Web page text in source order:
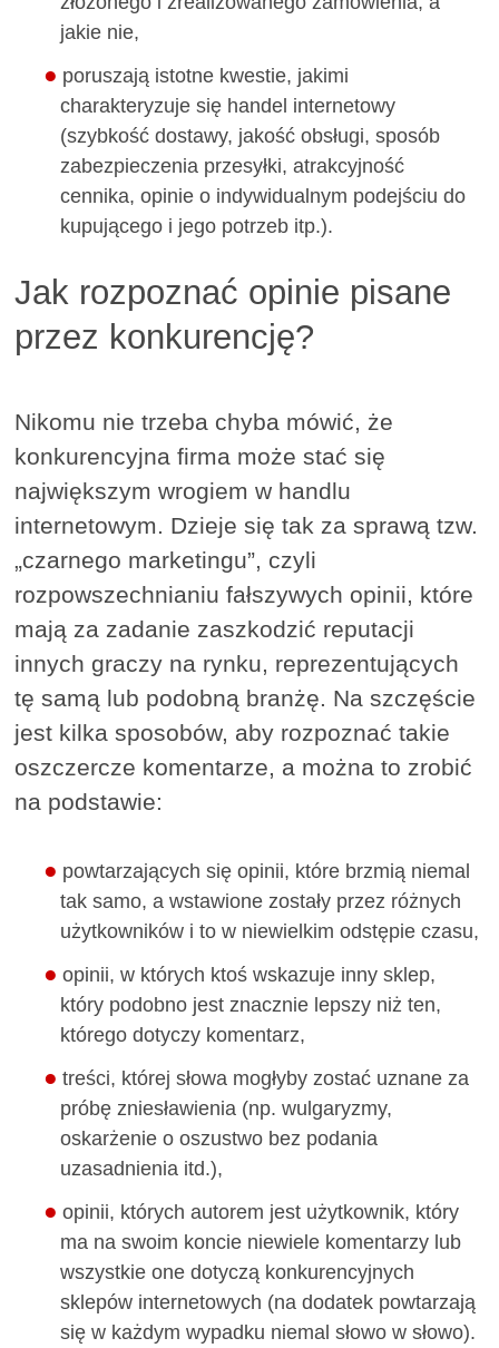
jakie nie,
poruszają istotne kwestie, jakimi
charakteryzuje się handel internetowy
(szybkość dostawy, jakość obsługi, sposób
zabezpieczenia przesyłki, atrakcyjność
cennika, opinie o indywidualnym podejściu do
kupującego i jego potrzeb itp.).
Jak rozpoznać opinie pisane
przez konkurencję?
Nikomu nie trzeba chyba mówić, że
konkurencyjna firma może stać się
największym wrogiem w handlu
internetowym. Dzieje się tak za sprawą tzw.
„czarnego marketingu”, czyli
rozpowszechnianiu fałszywych opinii, które
mają za zadanie zaszkodzić reputacji
innych graczy na rynku, reprezentujących
tę samą lub podobną branżę. Na szczęście
jest kilka sposobów, aby rozpoznać takie
oszczercze komentarze, a można to zrobić
na podstawie:
powtarzających się opinii, które brzmią niemal
tak samo, a wstawione zostały przez różnych
użytkowników i to w niewielkim odstępie czasu,
opinii, w których ktoś wskazuje inny sklep,
który podobno jest znacznie lepszy niż ten,
którego dotyczy komentarz,
treści, której słowa mogłyby zostać uznane za
próbę zniesławienia (np. wulgaryzmy,
oskarżenie o oszustwo bez podania
uzasadnienia itd.),
opinii, których autorem jest użytkownik, który
ma na swoim koncie niewiele komentarzy lub
wszystkie one dotyczą konkurencyjnych
sklepów internetowych (na dodatek powtarzają
się w każdym wypadku niemal słowo w słowo).